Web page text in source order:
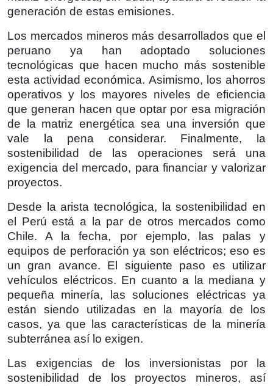
generación de estas emisiones.
Los mercados mineros más desarrollados que el
peruano ya han adoptado soluciones
tecnológicas que hacen mucho más sostenible
esta actividad económica. Asimismo, los ahorros
operativos y los mayores niveles de eficiencia
que generan hacen que optar por esa migración
de la matriz energética sea una inversión que
vale la pena considerar. Finalmente, la
sostenibilidad de las operaciones será una
exigencia del mercado, para financiar y valorizar
proyectos.
Desde la arista tecnológica, la sostenibilidad en
el Perú está a la par de otros mercados como
Chile. A la fecha, por ejemplo, las palas y
equipos de perforación ya son eléctricos; eso es
un gran avance. El siguiente paso es utilizar
vehículos eléctricos. En cuanto a la mediana y
pequeña minería, las soluciones eléctricas ya
están siendo utilizadas en la mayoría de los
casos, ya que las características de la minería
subterránea así lo exigen.
Las exigencias de los inversionistas por la
sostenibilidad de los proyectos mineros, así